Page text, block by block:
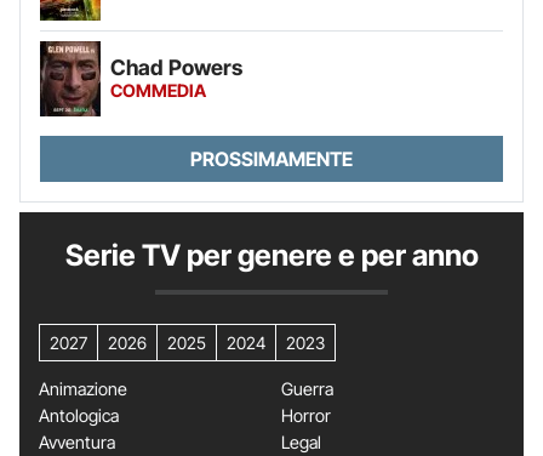
Chad Powers
COMMEDIA
PROSSIMAMENTE
Serie TV per genere e per anno
2027 2026 2025 2024 2023
Animazione
Antologica
Avventura
Guerra
Horror
Legal